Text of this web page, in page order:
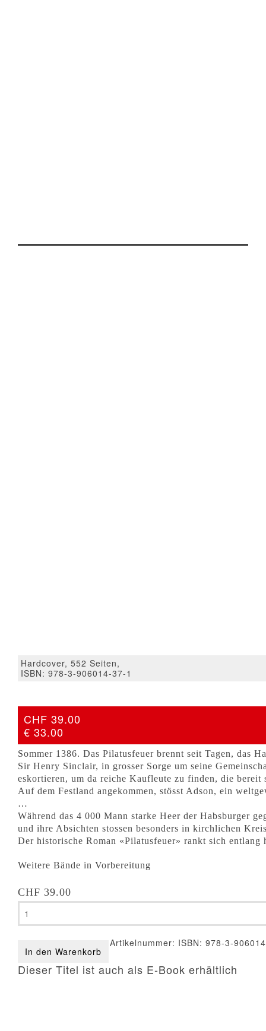
Hardcover, 552 Seiten,
ISBN: 978-3-906014-37-1
CHF 39.00
€ 33.00
Sommer 1386. Das Pilatusfeuer brennt seit Tagen, das
Sir Henry Sinclair, in grosser Sorge um seine
eskortieren, um da reiche Kaufleute zu finden, die
Auf dem Festland angekommen, stösst Adson, ein
…
Während das 4 000 Mann starke Heer der Habsburger
und ihre Absichten stossen besonders in kirchlichen
Der historische Roman «Pilatusfeuer» rankt sich
Weitere Bände in Vorbereitung
CHF 39.00
Beat
Aebi
-
Menge
In den Warenkorb
Artikelnummer: ISBN: 978-3-
Dieser Titel ist auch als E-Book erhältlich